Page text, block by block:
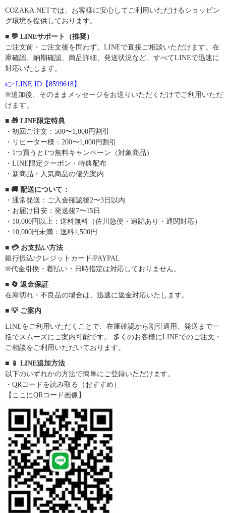
COZAKA.NETでは、お客様に安心してご利用いただけるショッピン
グ環境を提供しております。
■ 💬 LINEサポート（推奨）
ご注文前・ご注文後を問わず、LINEで直接ご相談いただけます。在
庫確認、納期確認、商品詳細、発送状況など、すべてLINEで迅速に
対応いたします。
👉 LINE ID【8599618】
※追加後、そのままメッセージをお送りいただくだけでご利用いただ
けます。
■ 🎁 LINE限定特典
・初回ご注文：500〜1,000円割引
・リピーター様：200〜1,000円割引
・1つ買うと1つ無料キャンペーン（対象商品）
・LINE限定クーポン・特典配布
・新商品・人気商品の優先案内
■ 🚚 配送について：
・通常発送：ご入金確認後2〜3日以内
・お届け目安：発送後7〜15日
・10,000円以上：送料無料（佐川急便・追跡あり・通関対応）
・10,000円未満：送料1,500円
■ 💳 お支払い方法
銀行振込/クレジットカード/PAYPAL
※代金引換・着払い・日時指定は対応しておりません。
■ 🔄 返金保証
在庫切れ・不良品の場合は、迅速に返金対応いたします。
■ 💡 ご案内
LINEをご利用いただくことで、在庫確認から割引適用、発送まで一
括でスムーズにご案内可能です。 多くのお客様にLINEでのご注文・
ご相談をご利用いただいております。
■ 📱 LINE追加方法
以下のいずれかの方法で簡単にご登録いただけます。
・QRコードを読み取る（おすすめ）
【ここにQRコード画像】